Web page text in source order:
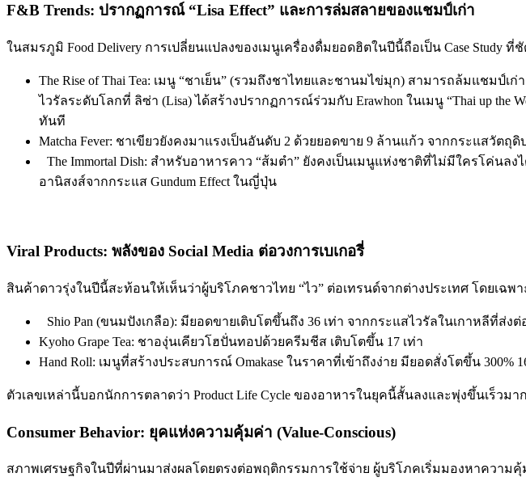
F&B Trends: ปรากฏการณ์ “Lisa Effect” และการล่มสลายของแชมป์เก่า
ในสมรภูมิ Food Delivery การเปลี่ยนแปลงของเมนูเครื่องดื่มยอดฮิตในปีนี้ถือเป็น Case Study ที่ชั
The Rise of Thai Tea: เมนู “ชาเย็น” (รวมถึงชาไทยและชานมไข่มุก) สามารถล้มแชมป์
ไวรัลระดับโลกที่ ลิซ่า (Lisa) ได้สร้างปรากฏการณ์ร่วมกับ Erawhon ในเมนู “Thai up
ทันที
Matcha Fever: ชาเขียวยังคงมาแรงเป็นอันดับ 2 ด้วยยอดขาย 9 ล้านแก้ว จากกระแสวัตถุ
The Immortal Dish: สำหรับอาหารคาว “ส้มตำ” ยังคงเป็นเมนูแห่งชาติที่ไม่มีใครโค่น
อานิสงส์จากกระแส Gundum Effect ในญี่ปุ่น
Viral Products: พลังของ Social Media ต่อวงการเบเกอรี่
สินค้าดาวรุ่งในปีนี้สะท้อนให้เห็นว่าผู้บริโภคชาวไทย “ไว” ต่อเทรนด์จากต่างประเทศ โดยเฉพ
Shio Pan (ขนมปังเกลือ): มียอดขายเติบโตขึ้นถึง 36 เท่า จากกระแสไวรัลในเกาหลีที่ส่ง
Kyoho Grape Tea: ชาองุ่นเคียวโฮปั่นทอปด้วยครีมชีส เติบโตขึ้น 17 เท่า
Hand Roll: เมนูที่สร้างประสบการณ์ Omakase ในราคาที่เข้าถึงง่าย มียอดสั่งโตขึ้น
ตัวเลขเหล่านี้บอกนักการตลาดว่า Product Life Cycle ของอาหารในยุคนี้สั้นลงและพุ่งขึ้นเร็วม
Consumer Behavior: ยุคแห่งความคุ้มค่า (Value-Conscious)
สภาพเศรษฐกิจในปีที่ผ่านมาส่งผลโดยตรงต่อพฤติกรรมการใช้จ่าย ผู้บริโภคเริ่มมองหาความ